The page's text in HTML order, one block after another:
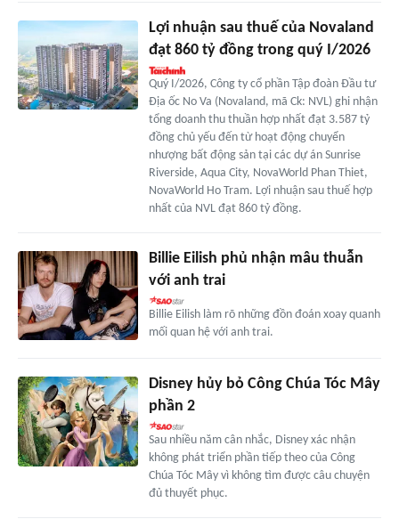
Lợi nhuận sau thuế của Novaland
đạt 860 tỷ đồng trong quý I/2026
Quý I/2026, Công ty cổ phần Tập đoàn Đầu tư
Địa ốc No Va (Novaland, mã Ck: NVL) ghi nhận
tổng doanh thu thuần hợp nhất đạt 3.587 tỷ
đồng chủ yếu đến từ hoạt động chuyển
nhượng bất động sản tại các dự án Sunrise
Riverside, Aqua City, NovaWorld Phan Thiet,
NovaWorld Ho Tram. Lợi nhuận sau thuế hợp
nhất của NVL đạt 860 tỷ đồng.
Billie Eilish phủ nhận mâu thuẫn
với anh trai
Billie Eilish làm rõ những đồn đoán xoay quanh
mối quan hệ với anh trai.
Disney hủy bỏ Công Chúa Tóc Mây
phần 2
Sau nhiều năm cân nhắc, Disney xác nhận
không phát triển phần tiếp theo của Công
Chúa Tóc Mây vì không tìm được câu chuyện
đủ thuyết phục.